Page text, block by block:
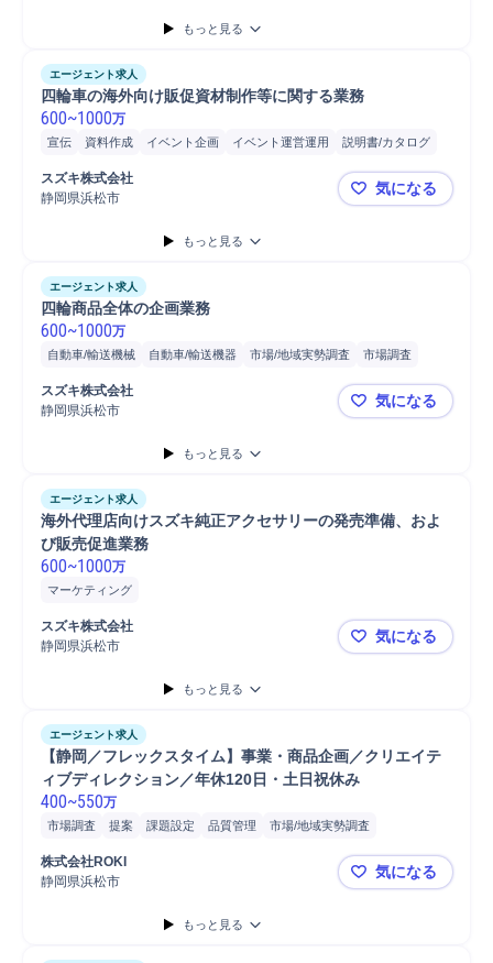
もっと見る
エージェント求人
四輪車の海外向け販促資材制作等に関する業務
600~1000万
宣伝 資料作成 イベント企画 イベント運営運用
説明書/カタログ
企画担当
マーケティング
スズキ株式会社
静岡県浜松市
四輪車の海
気になる
もっと見る
エージェント求人
四輪商品全体の企画業務
600~1000万
自動車/輸送機械 自動車/輸送機器 市場/地域実勢調査
市場調査
企画立案
商品企画
スズキ株式会社
静岡県浜松市
四輪商品全
気になる
もっと見る
エージェント求人
海外代理店向けスズキ純正アクセサリーの発売準備、およ
び販売促進業務
600~1000万
マーケティング
スズキ株式会社
静岡県浜松市
海外代理店
気になる
もっと見る
エージェント求人
【静岡／フレックスタイム】事業・商品企画／クリエイテ
ィブディレクション／年休120日・土日祝休み
400~550万
市場調査 提案 課題設定 品質管理
市場/地域実勢調査
コンセプト立案
マーケティング
株式会社ROKI
静岡県浜松市
【静岡／フ
気になる
もっと見る